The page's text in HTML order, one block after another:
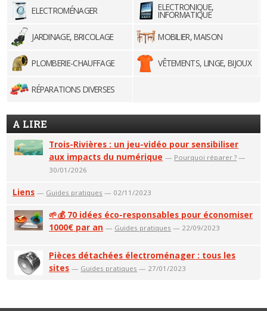
ELECTROMÉNAGER ELECTRONIQUE,
INFORMATIQUE
JARDINAGE, BRICOLAGE
MOBILIER, MAISON
PLOMBERIE-CHAUFFAGE VÊTEMENTS, LINGE, BIJOUX
RÉPARATIONS DIVERSES
A LIRE
Trois-Rivières : un jeu-vidéo pour sensibiliser
aux impacts du numérique — Pourquoi réparer ? —
30/01/2026
Liens — Guides pratiques — 02/11/2023
🌱💰 70 idées éco-responsables pour économiser
1000€ par an — Guides pratiques — 22/09/2023
Pièces détachées électroménager : tous les
sites — Guides pratiques — 27/01/2023